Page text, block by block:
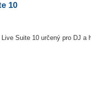
10
Suite 10 určený pro DJ a